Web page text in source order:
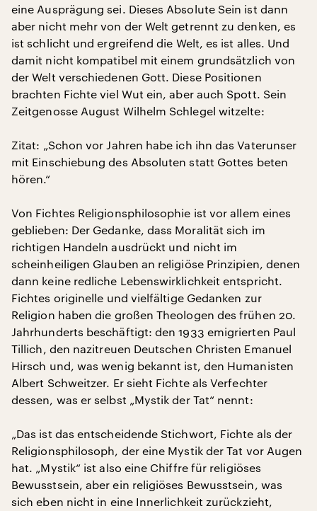
eine Ausprägung sei. Dieses Absolute Sein ist dann
aber nicht mehr von der Welt getrennt zu denken, es
ist schlicht und ergreifend die Welt, es ist alles. Und
damit nicht kompatibel mit einem grundsätzlich von
der Welt verschiedenen Gott. Diese Positionen
brachten Fichte viel Wut ein, aber auch Spott. Sein
Zeitgenosse August Wilhelm Schlegel witzelte:
Zitat: „Schon vor Jahren habe ich ihn das Vaterunser
mit Einschiebung des Absoluten statt Gottes beten
hören.“
Von Fichtes Religionsphilosophie ist vor allem eines
geblieben: Der Gedanke, dass Moralität sich im
richtigen Handeln ausdrückt und nicht im
scheinheiligen Glauben an religiöse Prinzipien, denen
dann keine redliche Lebenswirklichkeit entspricht.
Fichtes originelle und vielfältige Gedanken zur
Religion haben die großen Theologen des frühen 20.
Jahrhunderts beschäftigt: den 1933 emigrierten Paul
Tillich, den nazitreuen Deutschen Christen Emanuel
Hirsch und, was wenig bekannt ist, den Humanisten
Albert Schweitzer. Er sieht Fichte als Verfechter
dessen, was er selbst „Mystik der Tat“ nennt:
„Das ist das entscheidende Stichwort, Fichte als der
Religionsphilosoph, der eine Mystik der Tat vor Augen
hat. „Mystik“ ist also eine Chiffre für religiöses
Bewusstsein, aber ein religiöses Bewusstsein, was
sich eben nicht in eine Innerlichkeit zurückzieht,